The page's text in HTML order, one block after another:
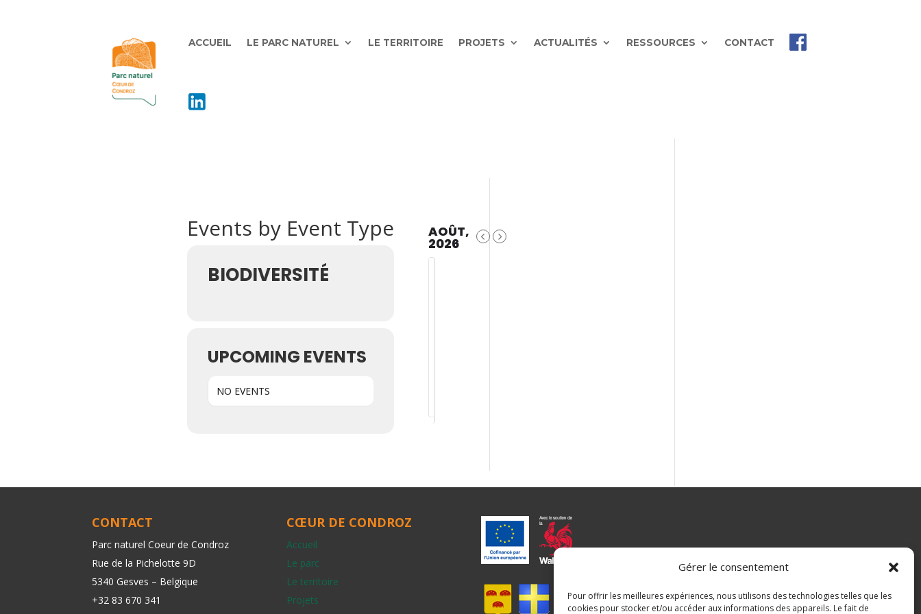
Gérer le consentement
Pour offrir les meilleures expériences, nous utilisons des technologies telles que les
cookies pour stocker et/ou accéder aux informations des appareils. Le fait de
ACCUEIL LE PARC NATUREL LE TERRITOIRE PROJETS ACTUALITÉS RESSOURCES CONTACT
Events by Event Type
BIODIVERSITÉ
UPCOMING EVENTS
NO EVENTS
AOÛT,
2026
CONTACT
Parc naturel Coeur de Condroz
Rue de la Pichelotte 9D
5340 Gesves – Belgique
+32 83 670 341
CŒUR DE CONDROZ
Accueil
Le parc
Le territoire
Projets